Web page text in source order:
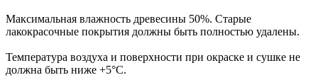
Максимальная влажность древесины 50%. Старые
лакокрасочные покрытия должны быть полностью удалены.
Температура воздуха и поверхности при окраске и сушке не
должна быть ниже +5°С.